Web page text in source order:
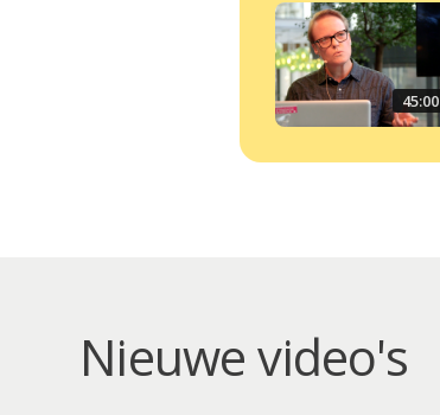
45:00
Nieuwe video's